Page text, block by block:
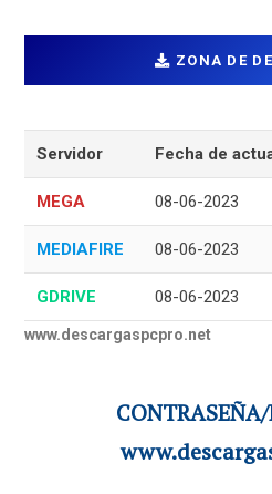
ZONA DE
Servidor Fecha de
MEGA 08-06-2023
MEDIAFIRE 08-06-2023
GDRIVE 08-06-2023
www.descargaspcpro.net